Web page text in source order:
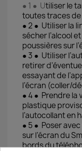
● 1 ● Utiliser le
toutes traces
● 2 ● Utiliser la
sécher l’alcool
poussières sur
● 3 ● Utiliser
retirer
essayant de
l’écran (coller/
● 4 ● Prendre
plastique
l’autocollant en
● 5 ● Poser
sur l’écran du
bords du